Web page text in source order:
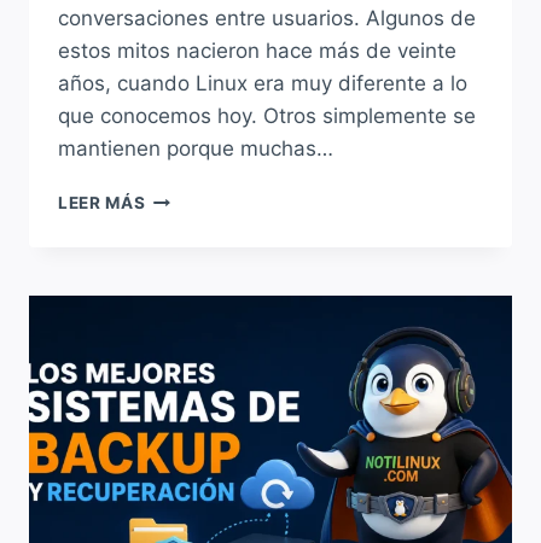
conversaciones entre usuarios. Algunos de
estos mitos nacieron hace más de veinte
años, cuando Linux era muy diferente a lo
que conocemos hoy. Otros simplemente se
mantienen porque muchas…
LEER MÁS 10
QUE
EN
2026